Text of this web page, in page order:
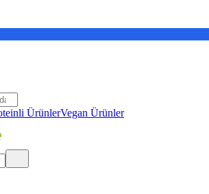
ÜrünlerVegan Ürünler